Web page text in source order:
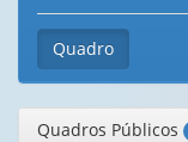
Quadro
Quadros Públicos